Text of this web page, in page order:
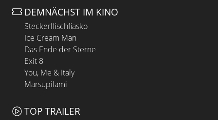
DEMNÄCHST IM KINO
Steckerlfischfiasko
Ice Cream Man
Das Ende der Sterne
Exit 8
You, Me & Italy
Marsupilami
TOP TRAILER